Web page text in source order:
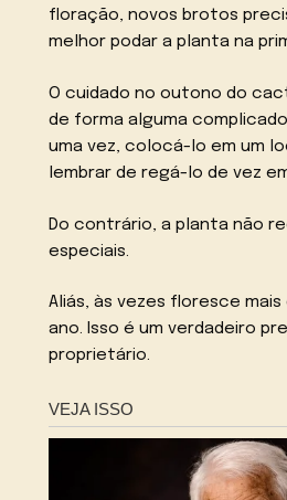
floração, novos brotos
melhor podar a planta na
O cuidado no outono do
de forma alguma
uma vez, colocá-lo em um
lembrar de regá-lo de vez
Do contrário, a planta não
especiais.
Aliás, às vezes floresce mais
ano. Isso é um verdadeiro
proprietário.